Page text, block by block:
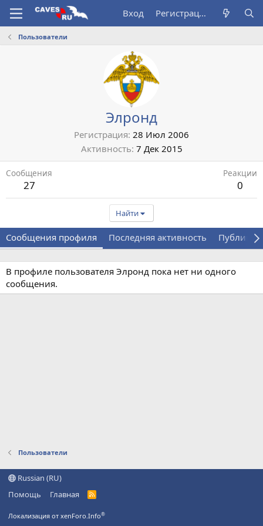
Вход Регистрация
Пользователи
Элронд
Регистрация 28 Июл 2006
Активность 7 Дек 2015
Сообщения
27
Реакции
0
Найти
Сообщения профиля Последняя активность
В профиле пользователя Элронд пока нет ни одного
сообщения.
Пользователи
Russian (RU)
Помощь
Главная
R
Локализация от xenForo.Info®